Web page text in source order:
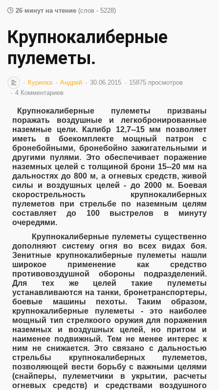
26 минут на чтение (слов - 5228)
Крупнокалиберные
пулеметы.
Курилка Андрей 30.06.2015
15875 просмотров
4 Комментариев
Крупнокалиберные пулеметы призваны
поражать воздушные и легкобронированные
наземные цели. Калибр 12,7--15 мм позволяет
иметь в боекомплекте мощный патрон с
бронебойными, бронебойно зажигательными и
другими пулями. Это обеспечивает поражение
наземных целей с толщиной брони 15--20 мм на
дальностях до 800 м, а огневых средств, живой
силы и воздушных целей - до 2000 м. Боевая
скорострельность крупнокалиберных
пулеметов при стрельбе по наземным целям
составляет до 100 выстрелов в минуту
очередями.
Крупнокалиберные пулеметы существенно
дополняют систему огня во всех видах боя.
Зенитные крупнокалиберные пулеметы нашли
широкое применение как средство
противовоздушной обороны подразделений.
Для тех же целей такие пулеметы
устанавливаются на танки, бронетранспортеры,
боевые машины пехоты. Таким образом,
крупнокалиберные пулеметы - это наиболее
мощный тип стрелкоого оружия для поражения
наземных и воздушных целей, но притом и
наименее подвижный. Тем не менее интерес к
ним не снижается. Это связано с дальностью
стрельбы крупнокалиберных пулеметов,
позволяющей вести борьбу с важными целями
(снайперы, пулеметчики в укрытии, расчеты
огневых средств) и средствами воздушного